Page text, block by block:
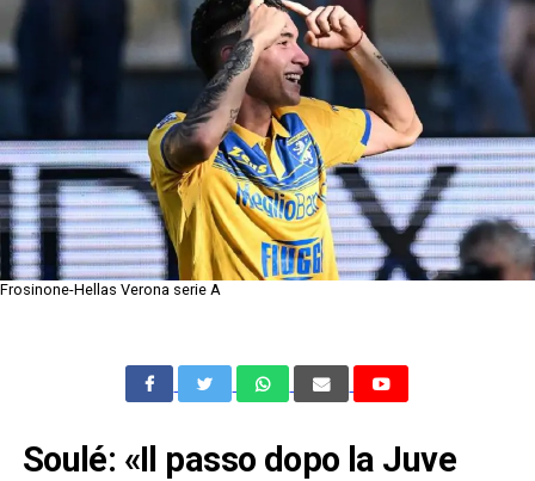
Frosinone-Hellas Verona serie A
Soulé: «Il passo dopo la Juve